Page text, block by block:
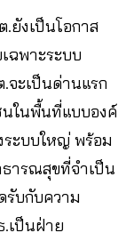
ยังเป็นโอกาส
ฉพาะระบบ
จะเป็นด่านแรก
นในพื้นที่แบบองค์
ระบบใหญ่ พร้อม
ธารณสุขที่จำเป็น
บกับความ
เป็นฝ่าย